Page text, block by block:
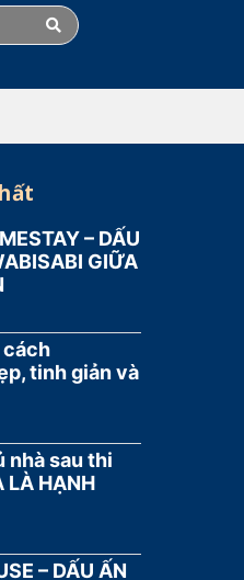
– DẤU
GIỮA
cách
tinh giản và
nhà sau thi
LÀ HẠNH
– DẤU ẤN